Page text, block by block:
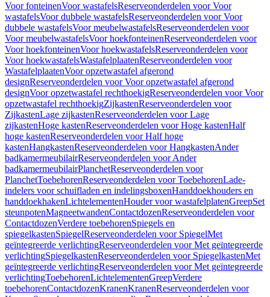
Voor fonteinenVoor wastafelsReserveonderdelen voor Voor
wastafelsVoor dubbele wastafelsReserveonderdelen voor Voor
dubbele wastafelsVoor meubelwastafelsReserveonderdelen voor
Voor meubelwastafelsVoor hoekfonteinenReserveonderdelen voor
Voor hoekfonteinenVoor hoekwastafelsReserveonderdelen voor
Voor hoekwastafelsWastafelplaatenReserveonderdelen voor
WastafelplaatenVoor opzetwastafel afgerond
designReserveonderdelen voor Voor opzetwastafel afgerond
designVoor opzetwastafel rechthoekigReserveonderdelen voor Voor
opzetwastafel rechthoekigZijkastenReserveonderdelen voor
ZijkastenLage zijkastenReserveonderdelen voor Lage
zijkastenHoge kastenReserveonderdelen voor Hoge kastenHalf
hoge kastenReserveonderdelen voor Half hoge
kastenHangkastenReserveonderdelen voor HangkastenAnder
badkamermeubilairReserveonderdelen voor Ander
badkamermeubilairPlanchetReserveonderdelen voor
PlanchetToebehorenReserveonderdelen voor ToebehorenLade-
indelers voor schuifladen en indelingsboxenHanddoekhouders en
handdoekhakenLichtelementenHouder voor wastafelplatenGreepSet
steunpotenMagneetwandenContactdozenReserveonderdelen voor
ContactdozenVerdere toebehorenSpiegels en
spiegelkastenSpiegelReserveonderdelen voor SpiegelMet
geïntegreerde verlichtingReserveonderdelen voor Met geïntegreerde
verlichtingSpiegelkastenReserveonderdelen voor SpiegelkastenMet
geïntegreerde verlichtingReserveonderdelen voor Met geïntegreerde
verlichtingToebehorenLichtelementenGreepVerdere
toebehorenContactdozenKranenKranenReserveonderdelen voor